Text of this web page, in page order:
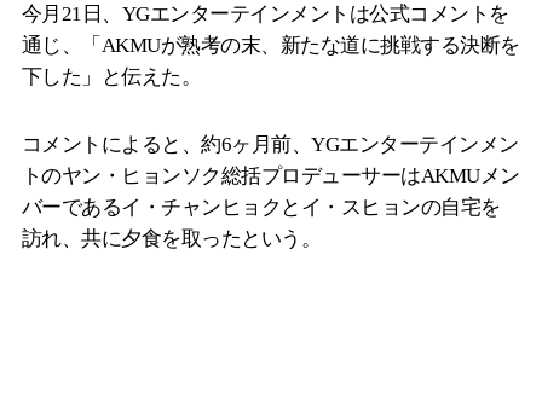
今月21日、YGエンターテインメントは公式コメントを
通じ、「AKMUが熟考の末、新たな道に挑戦する決断を
下した」と伝えた。
コメントによると、約6ヶ月前、YGエンターテインメン
トのヤン・ヒョンソク総括プロデューサーはAKMUメン
バーであるイ・チャンヒョクとイ・スヒョンの自宅を
訪れ、共に夕食を取ったという。